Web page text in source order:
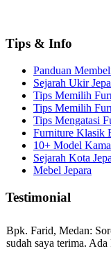
Tips & Info
Panduan
Sejarah Ukir
Tips Memilih
Tips Memilih
Tips Mengatasi
Furniture Klasik
10+ Model
Sejarah Kota
Mebel Jepara
Testimonial
Bpk. Farid, Medan:
sudah saya terima.